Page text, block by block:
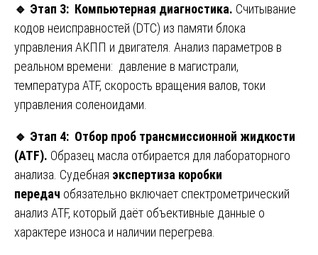
🔹 Этап 3: Компьютерная диагностика. Считывание
кодов неисправностей (DTC) из памяти блока
управления АКПП и двигателя. Анализ параметров в
реальном времени: давление в магистрали,
температура ATF, скорость вращения валов, токи
управления соленоидами.
🔹 Этап 4: Отбор проб трансмиссионной жидкости
(ATF). Образец масла отбирается для лабораторного
анализа. Судебная экспертиза коробки
передач обязательно включает спектрометрический
анализ ATF, который даёт объективные данные о
характере износа и наличии перегрева.